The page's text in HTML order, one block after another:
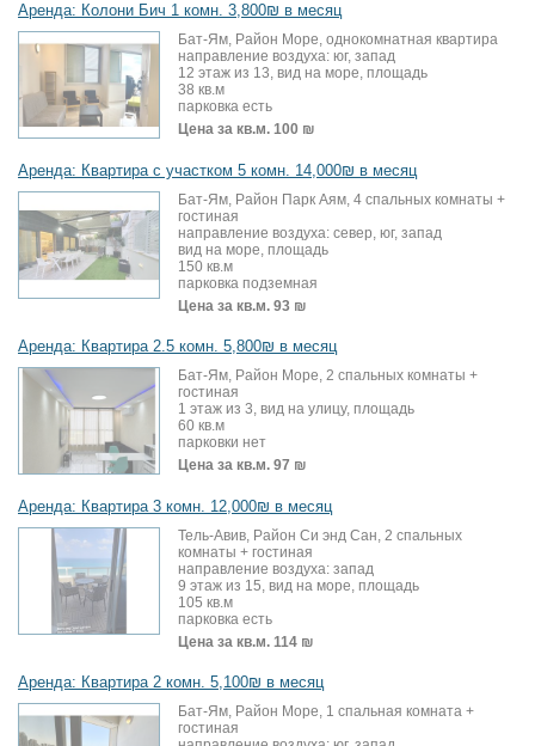
Аренда: Колони Бич 1 комн. 3,800₪ в месяц
Бат-Ям, Район Море, однокомнатная квартира
направление воздуха: юг, запад
12 этаж из 13, вид на море, площадь
38 кв.м
парковка есть
Цена за кв.м. 100 ₪
Аренда: Квартира с участком 5 комн. 14,000₪ в месяц
Бат-Ям, Район Парк Аям, 4 спальных комнаты +
гостиная
направление воздуха: север, юг, запад
вид на море, площадь
150 кв.м
парковка подземная
Цена за кв.м. 93 ₪
Аренда: Квартира 2.5 комн. 5,800₪ в месяц
Бат-Ям, Район Море, 2 спальных комнаты +
гостиная
1 этаж из 3, вид на улицу, площадь
60 кв.м
парковки нет
Цена за кв.м. 97 ₪
Аренда: Квартира 3 комн. 12,000₪ в месяц
Тель-Авив, Район Си энд Сан, 2 спальных
комнаты + гостиная
направление воздуха: запад
9 этаж из 15, вид на море, площадь
105 кв.м
парковка есть
Цена за кв.м. 114 ₪
Аренда: Квартира 2 комн. 5,100₪ в месяц
Бат-Ям, Район Море, 1 спальная комната +
гостиная